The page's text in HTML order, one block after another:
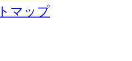
マップ